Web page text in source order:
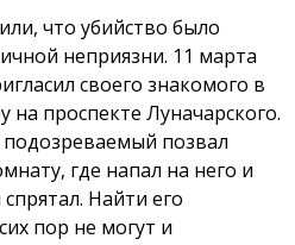
что убийство было
неприязни. 11 марта
своего знакомого в
на проспекте Луначарского.
позвал
где напал на него и
Найти его
пор не могут и